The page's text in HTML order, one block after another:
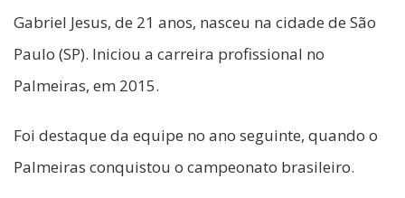
Gabriel Jesus, de 21 anos, nasceu na cidade de São
Paulo (SP). Iniciou a carreira profissional no
Palmeiras, em 2015.
Foi destaque da equipe no ano seguinte, quando o
Palmeiras conquistou o campeonato brasileiro.